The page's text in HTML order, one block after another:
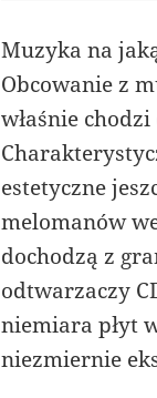
Muzyka na
Obcowanie z
właśnie
estetyczne
melomanów
dochodzą z
odtwarzaczy
niemiara płyt
niezmiernie